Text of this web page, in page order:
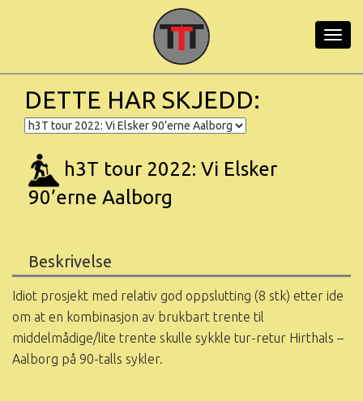
DETTE HAR SKJEDD
h3T tour 2022: Vi Elsker
90’erne Aalborg
Beskrivelse
Idiot prosjekt med relativ god oppslutting (8 stk) etter ide
om at en kombinasjon av brukbart trente til
middelmådige/lite trente skulle sykkle tur-retur Hirthals –
Aalborg på 90-talls sykler.